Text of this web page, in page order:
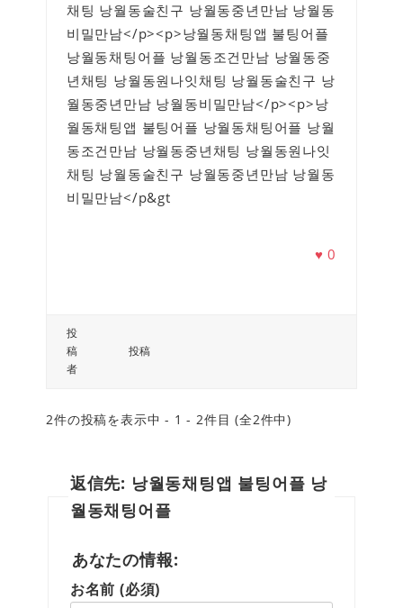
채팅 낭월동술친구 낭월동중년만남 낭월동
비밀만남</p><p>낭월동채팅앱 불팅어플
낭월동채팅어플 낭월동조건만남 낭월동중
년채팅 낭월동원나잇채팅 낭월동술친구 낭
월동중년만남 낭월동비밀만남</p><p>낭
월동채팅앱 불팅어플 낭월동채팅어플 낭월
동조건만남 낭월동중년채팅 낭월동원나잇
채팅 낭월동술친구 낭월동중년만남 낭월동
비밀만남</p&gt
♥0
投
稿
者
投稿
2件の投稿を表示中 - 1 - 2件目 (全2件中)
返信先: 낭월동채팅앱 불팅어플 낭
월동채팅어플
あなたの情報:
お名前 (必須)